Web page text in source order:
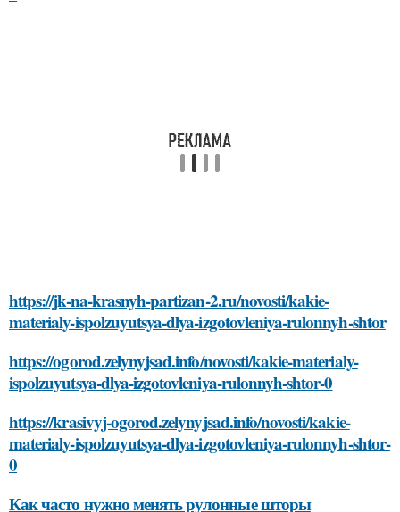
https://jk-na-krasnyh-partizan-2.ru/novosti/kakie-
materialy-ispolzuyutsya-dlya-izgotovleniya-rulonnyh-shtor
https://ogorod.zelynyjsad.info/novosti/kakie-materialy-
ispolzuyutsya-dlya-izgotovleniya-rulonnyh-shtor-0
https://krasivyj-ogorod.zelynyjsad.info/novosti/kakie-
materialy-ispolzuyutsya-dlya-izgotovleniya-rulonnyh-shtor-
0
Как часто нужно менять рулонные шторы